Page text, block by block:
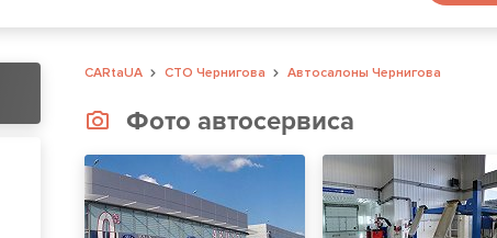
CARtaUA СТО Чернигова Автосалоны Чернигова
Фото автосервиса